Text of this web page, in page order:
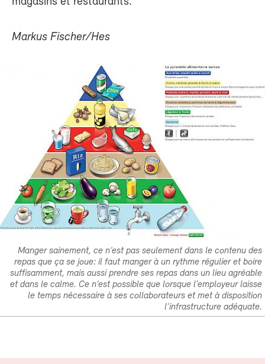
Markus Fischer/Hes
Manger sainement, ce n’est pas seulement dans le contenu des
repas que ça se joue: il faut manger à un rythme régulier et boire
suffisamment, mais aussi prendre ses repas dans un lieu agréable
et dans le calme. Ce n’est possible que lorsque l’employeur laisse
le temps nécessaire à ses collaborateurs et met à disposition
l’infrastructure adéquate.